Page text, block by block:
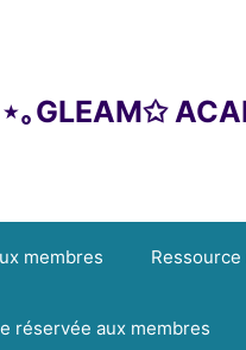
⋆｡GLEAM✩
membres
réservée aux membres